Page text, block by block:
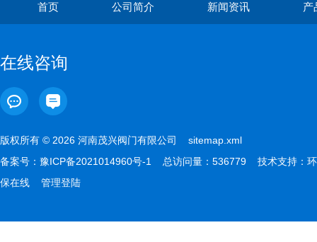
首页 公司简介 新闻资讯 产
在线咨询
版权所有 © 2026 河南茂兴阀门有限公司 sitemap.xml
备案号： 豫ICP备2021014960号-1 总访问量：536779 技术支持： 环
保在线
管理登陆